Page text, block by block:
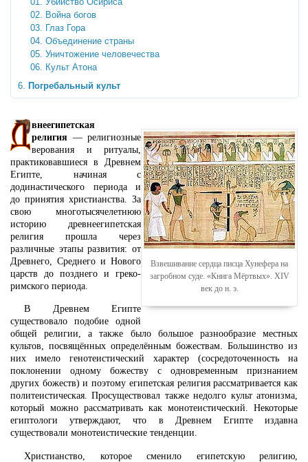
Война богов
Глаз Гора
Объединение страны
Уничтожение человечества
Культ Атона
Погребальный культ
Взвешивание сердца писца Хунефера на
загробном суде. «Книга Мёртвых». XIV
век до н. э.
внеегипетская
религия — религиозные
верования и ритуалы,
практиковавшиеся в Древнем
Египте, начиная с
додинастического периода и
до принятия христианства. За
свою многотысячелетнюю
историю древнеегипетская
религия прошла через
различные этапы развития: от
Древнего, Среднего и Нового
царств до позднего и греко-
римского периода.
В Древнем Египте
существовало подобие одной
общей религии, а также было большое разнообразие местных
культов, посвящённых определённым божествам. Большинство из
них имело генотеистический характер (сосредоточенность на
поклонении одному божеству с одновременным признанием
других божеств) и поэтому египетская религия рассматривается как
политеистическая. Просуществовал также недолго культ атонизма,
который можно рассматривать как монотеистический. Некоторые
египтологи утверждают, что в Древнем Египте издавна
существовали монотеистические тенденции.
Христианство, которое сменило египетскую религию,